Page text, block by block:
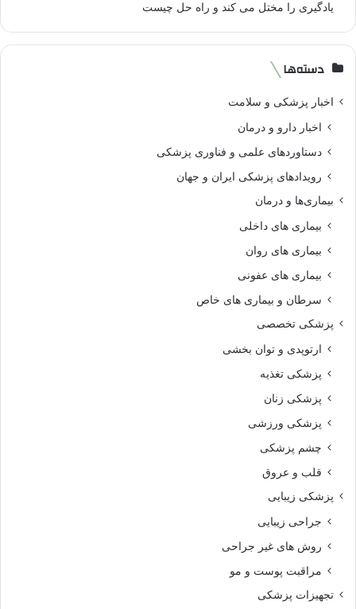
یادگیری را مختل می کند و راه حل چیست
دسته‌ها
اخبار پزشکی و سلامت
اخبار دارو و درمان
دستاوردهای علمی و فناوری پزشکی
رویدادهای پزشکی ایران و جهان
بیماری‌ها و درمان
بیماری های داخلی
بیماری های روان‌
بیماری های عفونی
سرطان و بیماری های خاص
پزشکی تخصصی
ارتوپدی و توان بخشی
پزشکی تغذیه
پزشکی زنان
پزشکی ورزشی
چشم پزشکی
قلب و عروق
پزشکی زیبایی
جراحی زیبایی
روش های غیر جراحی
مراقبت پوست و مو
تجهیزات پزشکی